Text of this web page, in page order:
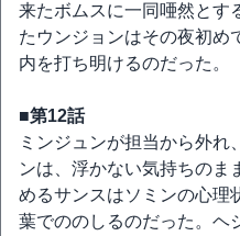
来たボムスに一同唖然とす
たウンジョンはその夜初め
内を打ち明けるのだった。
■第12話
ミンジュンが担当から外れ
ンは、浮かない気持ちのま
めるサンスはソミンの心理
葉でののしるのだった。ヘ